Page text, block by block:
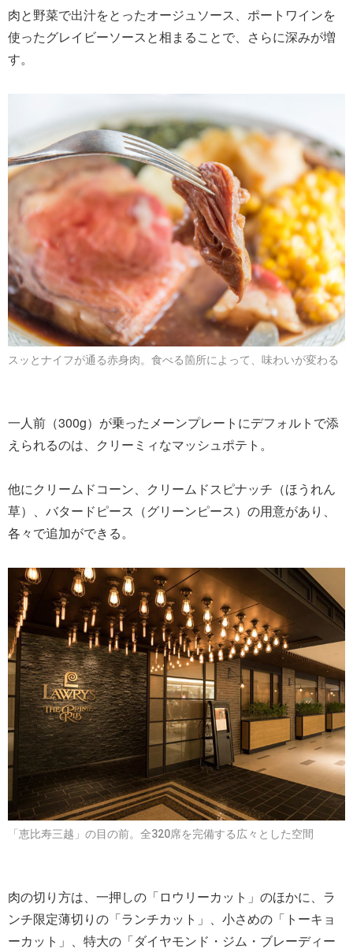
肉と野菜で出汁をとったオージュソース、ポートワインを
使ったグレイビーソースと相まることで、さらに深みが増
す。
スッとナイフが通る赤身肉。食べる箇所によって、味わいが変わる
一人前（300g）が乗ったメーンプレートにデフォルトで添
えられるのは、クリーミィなマッシュポテト。
他にクリームドコーン、クリームドスピナッチ（ほうれん
草）、バタードピース（グリーンピース）の用意があり、
各々で追加ができる。
「恵比寿三越」の目の前。全320席を完備する広々とした空間
肉の切り方は、一押しの「ロウリーカット」のほかに、ラ
ンチ限定薄切りの「ランチカット」、小さめの「トーキョ
ーカット」、特大の「ダイヤモンド・ジム・ブレーディー